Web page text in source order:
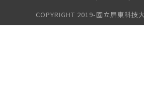
COPYRIGHT 2019-國立屏東科技